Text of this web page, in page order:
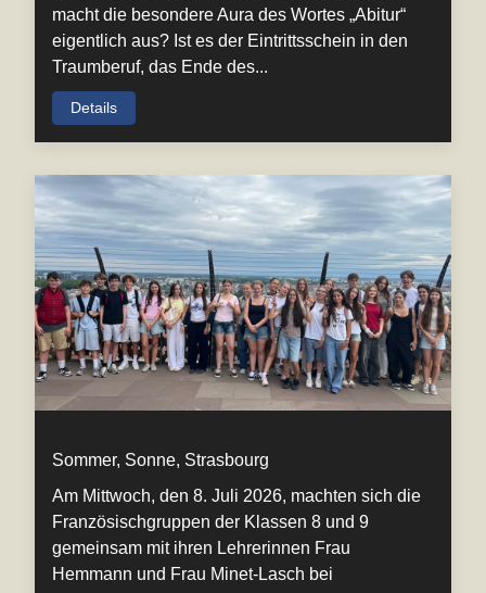
macht die besondere Aura des Wortes „Abitur“
eigentlich aus? Ist es der Eintrittsschein in den
Traumberuf, das Ende des...
Details
Sommer, Sonne, Strasbourg
Am Mittwoch, den 8. Juli 2026, machten sich die
Französischgruppen der Klassen 8 und 9
gemeinsam mit ihren Lehrerinnen Frau
Hemmann und Frau Minet-Lasch bei